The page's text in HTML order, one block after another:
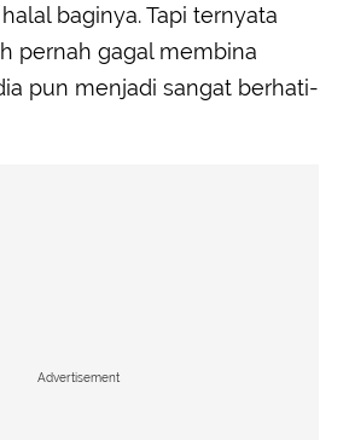
baginya. Tapi ternyata
pernah gagal membina
pun menjadi sangat berhati-
Advertisement